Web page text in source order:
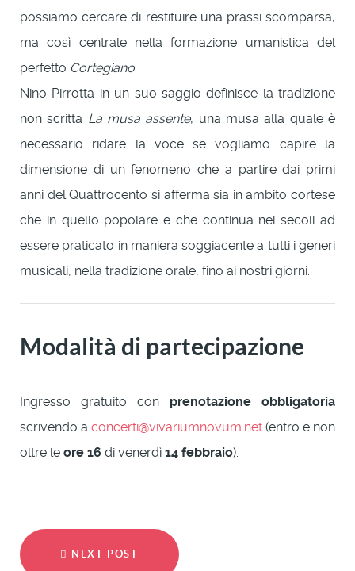
possiamo cercare di restituire una prassi scomparsa,
ma così centrale nella formazione umanistica del
perfetto Cortegiano
Nino Pirrotta in un suo saggio definisce la tradizione
non scritta La musa assente, una musa alla quale è
necessario ridare la voce se vogliamo capire la
dimensione di un fenomeno che a partire dai primi
anni del Quattrocento si afferma sia in ambito cortese
che in quello popolare e che continua nei secoli ad
essere praticato in maniera soggiacente a tutti i generi
musicali, nella tradizione orale, fino ai nostri giorni.
Modalità di partecipazione
Ingresso gratuito con prenotazione obbligatoria
scrivendo a concerti@vivariumnovum.net (entro e non
oltre le ore 16 di venerdì 14 febbraio).
NEXT POST